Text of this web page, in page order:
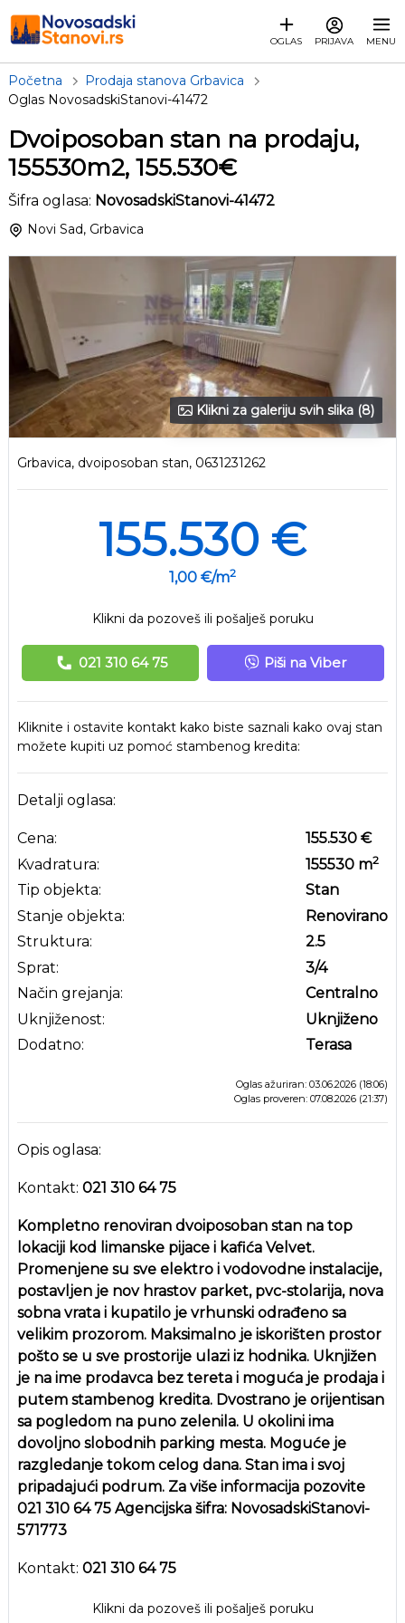
OGLAS PRIJAVA MENU
Početna
Prodaja stanova Grbavica
Oglas NovosadskiStanovi-41472
Dvoiposoban stan na prodaju,
155530m2, 155.530€
Šifra oglasa: NovosadskiStanovi-41472
Novi Sad, Grbavica
Klikni za galeriju svih slika (8)
Grbavica, dvoiposoban stan, 0631231262
155.530 €
1,00 €/m2
Klikni da pozoveš ili pošalješ poruku
021 310 64 75 Piši na Viber
Kliknite i ostavite kontakt kako biste saznali kako ovaj stan
možete kupiti uz pomoć stambenog kredita:
Detalji oglasa:
Cena:
Kvadratura:
Tip objekta:
Stanje objekta:
Struktura:
Sprat:
Način grejanja:
Uknjiženost:
Dodatno:
155.530 €
155530 m2
Stan
Renovirano
2.5
3/4
Centralno
Uknjiženo
Terasa
Oglas ažuriran: 03.06.2026 (18:06)
Oglas proveren: 07.08.2026 (21:37)
Opis oglasa:
Kontakt: 021 310 64 75
Kompletno renoviran dvoiposoban stan na top
lokaciji kod limanske pijace i kafića Velvet.
Promenjene su sve elektro i vodovodne instalacije,
postavljen je nov hrastov parket, pvc-stolarija, nova
sobna vrata i kupatilo je vrhunski odrađeno sa
velikim prozorom. Maksimalno je iskorišten prostor
pošto se u sve prostorije ulazi iz hodnika. Uknjižen
je na ime prodavca bez tereta i moguća je prodaja i
putem stambenog kredita. Dvostrano je orijentisan
sa pogledom na puno zelenila. U okolini ima
dovoljno slobodnih parking mesta. Moguće je
razgledanje tokom celog dana. Stan ima i svoj
pripadajući podrum. Za više informacija pozovite
021 310 64 75 Agencijska šifra: NovosadskiStanovi-
571773
Kontakt: 021 310 64 75
Klikni da pozoveš ili pošalješ poruku